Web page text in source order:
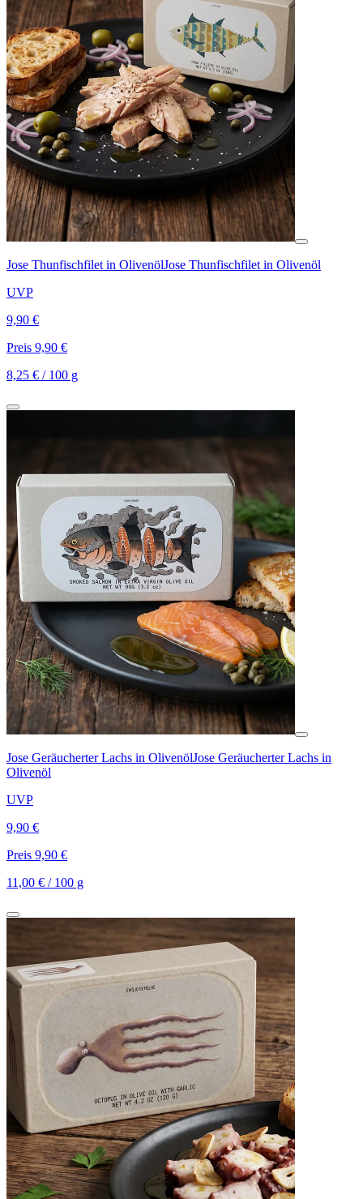
Jose Thunfischfilet in OlivenölJose Thunfischfilet in Olivenöl
UVP
9,90 €
Preis 9,90 €
8,25 € / 100 g
Jose Geräucherter Lachs in OlivenölJose Geräucherter Lachs in
Olivenöl
UVP
9,90 €
Preis 9,90 €
11,00 € / 100 g